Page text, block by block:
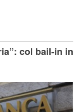
col bail-in in